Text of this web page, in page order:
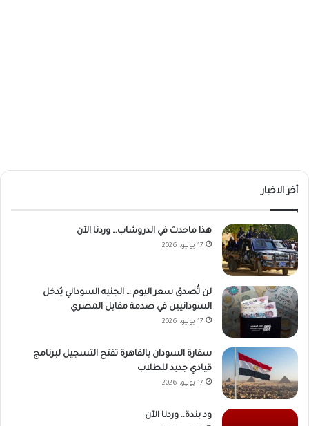
أخر الاخبار
هذا ماحدث في الدروشاب… وردنا الآن
17 يونيو، 2026
لن تُصدق سعر اليوم … الجنيه السوداني يُدخل
السودانيين في صدمة مقابل المصري
17 يونيو، 2026
سفارة السودان بالقاهرة تفتح التسجيل لبرنامج
قيادي جديد للطلاب
17 يونيو، 2026
ود بندة.. وردنا الآن